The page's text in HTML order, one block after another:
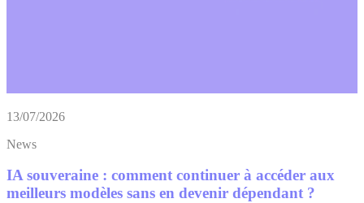
13/07/2026
News
IA souveraine : comment continuer à accéder aux
meilleurs modèles sans en devenir dépendant ?